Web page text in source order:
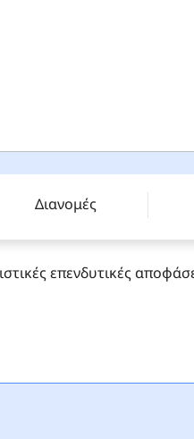
Διανομές
επενδυτικές